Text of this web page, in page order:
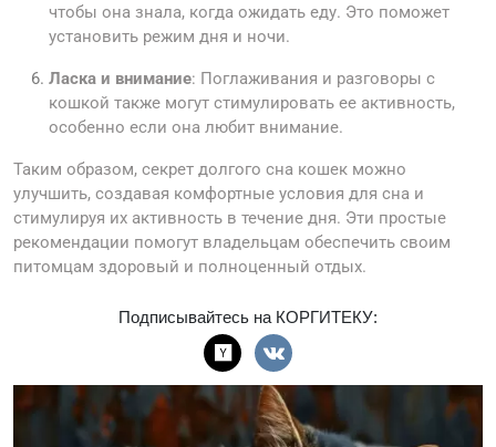
чтобы она знала, когда ожидать еду. Это поможет
установить режим дня и ночи.
Ласка и внимание: Поглаживания и разговоры с
кошкой также могут стимулировать ее активность,
особенно если она любит внимание.
Таким образом, секрет долгого сна кошек можно
улучшить, создавая комфортные условия для сна и
стимулируя их активность в течение дня. Эти простые
рекомендации помогут владельцам обеспечить своим
питомцам здоровый и полноценный отдых.
Подписывайтесь на КОРГИТЕКУ: